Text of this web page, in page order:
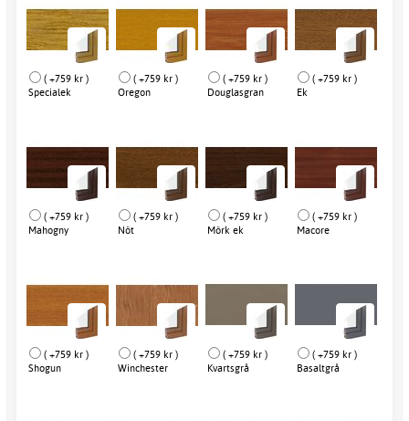
( +759 kr )
Specialek
( +759 kr )
Oregon
( +759 kr )
Douglasgran
( +759 kr )
Ek
( +759 kr )
Mahogny
( +759 kr )
Nöt
( +759 kr )
Mörk ek
( +759 kr )
Macore
( +759 kr )
Shogun
( +759 kr )
Winchester
( +759 kr )
Kvartsgrå
( +759 kr )
Basaltgrå